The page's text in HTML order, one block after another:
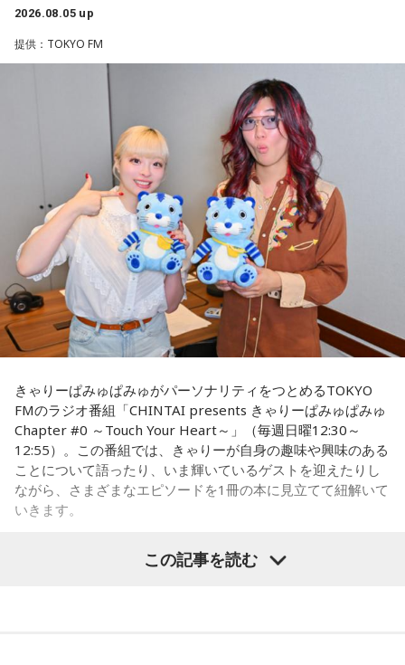
ていらっしゃいます。
齊藤さんは23歳の時、市が行った「八王子の空襲と戦災の記
録」の編集に関わったことで、戦没者のご遺族の方とお逢い
して、戦争体験の聞き取り調査を行うようになりました。た
だ、普通の空襲は、家の場所を調べれば、お住まいになって
いた人が分かりますが、列車の乗客は、たまたま乗り合わせ
た人ばかりで、調査は困難を極めたんですね。
そこで、齊藤さんをはじめ本の編集委員の皆さんは、新聞や
テレビなどの協力を得て、ときには、新聞に「尋ね人」の広
告も出しながら、列車に乗っていた人を探しました。まだ新
のご遺族も多く、次から次へと名乗り出ていらして、およそ8
割の亡くなった方のお名前が判明しました。
いのはな慰霊碑
合わせて、地元の皆さんからもこの悲惨な銃撃を語り継いで
ようになりました。1992年には、地元のロータリークラブの
す！」（大阪府 19歳）
◆当たりますように♡
賀喜：夏休みに恋人と東京に行くっていいね！ でも、夏のデ
ィズニーは暑いよ～。昔、私も夏に行ったことがあるけど、
ディズニーって基本外だから、めちゃくちゃ暑いんだよね。
日陰に入ったとしても、まあ知れてるじゃない（笑）？ せっ
かくかわいくして恋人と来たのに、汗でびちゃびちゃになっ
て「前髪が崩れちゃった……」ってなっちゃうかもしれない。
だから、ちゃんと暑さ対策グッズをいろいろ持って行ったほ
うがいいよ！ ハンディファンとか、タオルとか、持っていく
んだよ！ 熱中症になっちゃうからね。
当たったら神宮公演も観に来てくれるみたいだけど、神宮も
暑いからね（笑）。恋人と2人で観に来てくれたのに、暑くて
汗をかいて「前髪がなくなっちゃった……」ってなっちゃうか
前タオルと一緒に汗拭き用のタオルも持ってきて（笑）。
「当たったら」だもんね、来てくれたらいいな……当たれ
（笑）！ だって、2人で来てほしいもん。もしディズニーに
行けて、ライブにも行けたときはまた教えてね！ 当たります
ように♡
※放送エリア外の方は、プレミアム会員の登録でご利用いた
2026.08.05 up
提供：TOKYO FM
きゃりーぱみゅぱみゅがパーソナリティをつとめるTOKYO
FMのラジオ番組「CHINTAI presents きゃりーぱみゅぱみゅ
Chapter #0 ～Touch Your Heart～」（毎週日曜12:30～
12:55）。この番組では、きゃりーが自身の趣味や興味のある
ことについて語ったり、いま輝いているゲストを迎えたりし
ながら、さまざまなエピソードを1冊の本に見立てて紐解いて
いきます。
8月2日（日）放送のゲストは、「ハグレモノをツワモノに」
を企業理念に掲げる株式会社yutori 代表取締役社長の片石貴
この記事を読む